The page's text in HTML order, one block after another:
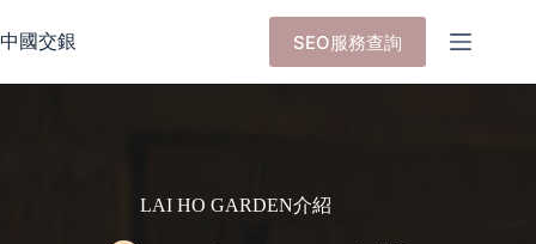
to
content
中國交銀 SEO服務查詢
LAI HO GARDEN介紹